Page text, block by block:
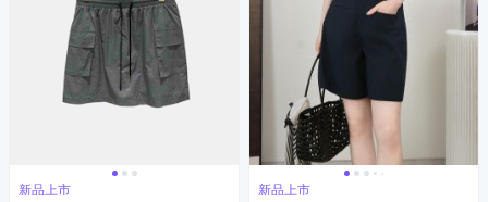
新品上市 新品上市